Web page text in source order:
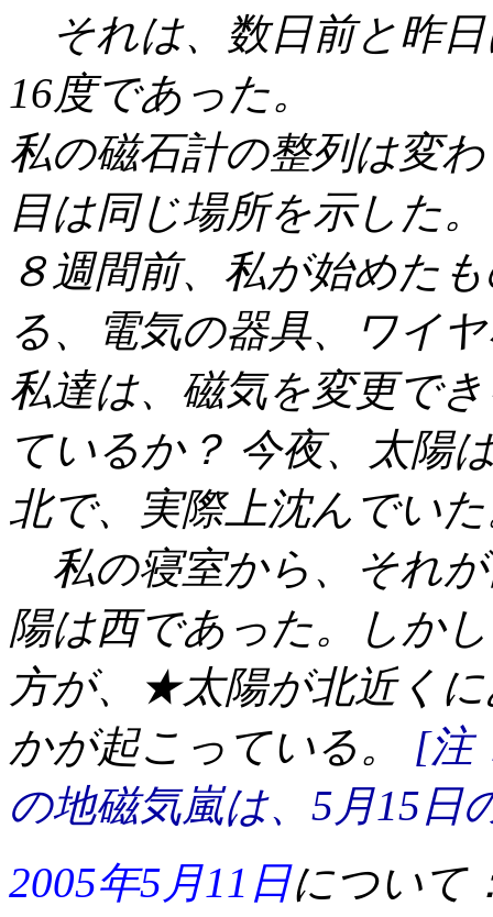
それは、数日前と昨
16度であった。
私の磁石計の整列は変
目は同じ場所を示した。
８週間前、私が始めた
る、電気の器具、ワイ
私達は、磁気を変更で
ているか？ 今夜、太陽
北で、実際上沈んでい
私の寝室から、それ
陽は西であった。しか
方が、★太陽が北近く
かが起こっている。
[注
の地磁気嵐は、5月15日
2005年5月11日について